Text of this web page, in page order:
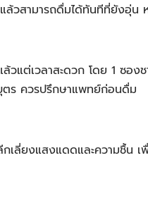
ล้วสามารถดื่มได้ทันทีที่ยังอุ่น
วแต่เวลาสะดวก โดย 1 ซอ
ร ควรปรึกษาแพทย์ก่อนดื่ม
ลีกเลี่ยงแสงแดดและความชื้